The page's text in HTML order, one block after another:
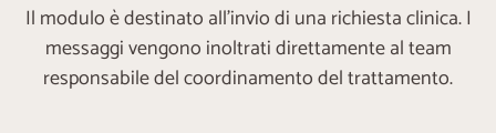
Il modulo è destinato all’invio di una richiesta clinica. I
messaggi vengono inoltrati direttamente al team
responsabile del coordinamento del trattamento.